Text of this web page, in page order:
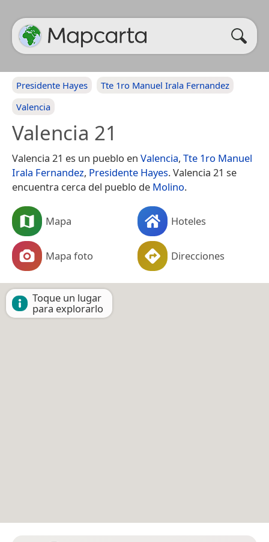
Presidente Hayes
Tte 1ro Manuel Irala Fernandez
Valencia
Valencia 21
Valencia 21 es un pueblo en Valencia, Tte 1ro Manuel
Irala Fernandez, Presidente Hayes. Valencia 21 se
encuentra cerca del pueblo de Molino.
Mapa Hoteles
Mapa foto Direcciones
Toque un lugar
para explorarlo